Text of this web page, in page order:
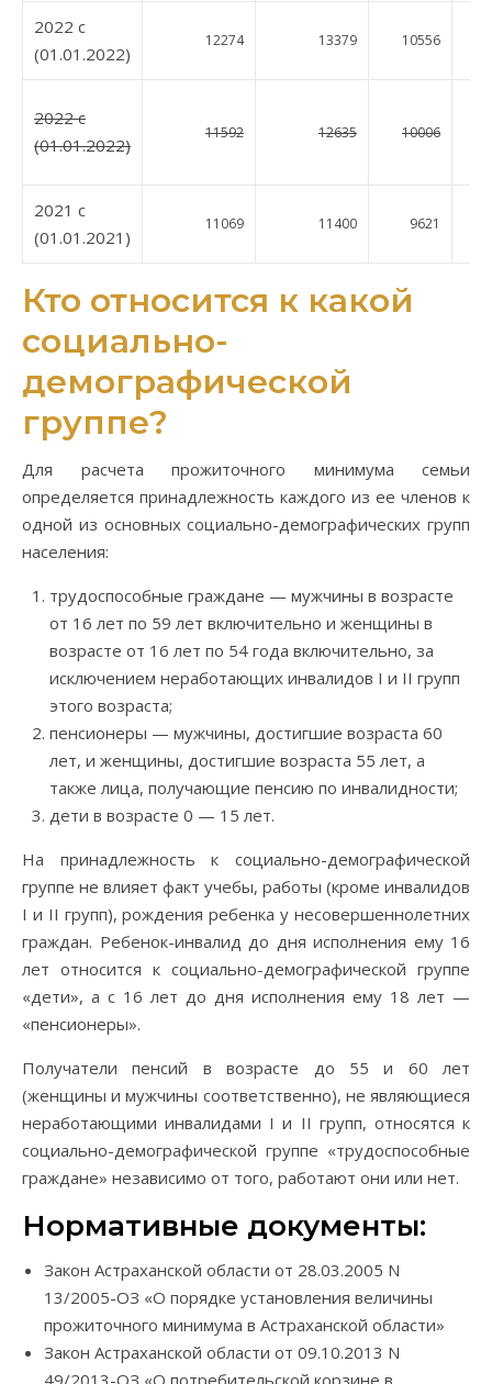
2022 c
(01.01.2022)
12274 13379 10556
2022 c
(01.01.2022)
11592 12635 10006
2021 c
(01.01.2021)
11069 11400 9621
Кто относится к какой
социально-
демографической
группе?
Для расчета прожиточного минимума семьи
определяется принадлежность каждого из ее членов к
одной из основных социально-демографических групп
населения:
трудоспособные граждане — мужчины в возрасте
от 16 лет по 59 лет включительно и женщины в
возрасте от 16 лет по 54 года включительно, за
исключением неработающих инвалидов I и II групп
этого возраста;
пенсионеры — мужчины, достигшие возраста 60
лет, и женщины, достигшие возраста 55 лет, а
также лица, получающие пенсию по инвалидности;
дети в возрасте 0 — 15 лет.
На принадлежность к социально-демографической
группе не влияет факт учебы, работы (кроме инвалидов
I и II групп), рождения ребенка у несовершеннолетних
граждан. Ребенок-инвалид до дня исполнения ему 16
лет относится к социально-демографической группе
«дети», а с 16 лет до дня исполнения ему 18 лет —
«пенсионеры».
Получатели пенсий в возрасте до 55 и 60 лет
(женщины и мужчины соответственно), не являющиеся
неработающими инвалидами I и II групп, относятся к
социально-демографической группе «трудоспособные
граждане» независимо от того, работают они или нет.
Нормативные документы:
Закон Астраханской области от 28.03.2005 N
13/2005-ОЗ «О порядке установления величины
прожиточного минимума в Астраханской области»
Закон Астраханской области от 09.10.2013 N
49/2013-ОЗ «О потребительской корзине в